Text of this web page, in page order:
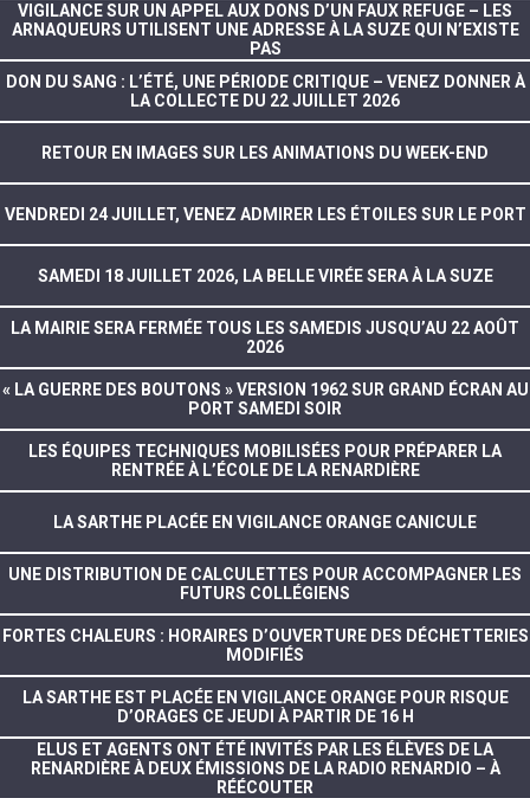
VIGILANCE SUR UN APPEL AUX DONS D’UN FAUX REFUGE – LES
ARNAQUEURS UTILISENT UNE ADRESSE À LA SUZE QUI N’EXISTE
PAS
DON DU SANG : L’ÉTÉ, UNE PÉRIODE CRITIQUE – VENEZ DONNER À
LA COLLECTE DU 22 JUILLET 2026
RETOUR EN IMAGES SUR LES ANIMATIONS DU WEEK-END
VENDREDI 24 JUILLET, VENEZ ADMIRER LES ÉTOILES SUR LE PORT
SAMEDI 18 JUILLET 2026, LA BELLE VIRÉE SERA À LA SUZE
LA MAIRIE SERA FERMÉE TOUS LES SAMEDIS JUSQU’AU 22 AOÛT
2026
« LA GUERRE DES BOUTONS » VERSION 1962 SUR GRAND ÉCRAN AU
PORT SAMEDI SOIR
LES ÉQUIPES TECHNIQUES MOBILISÉES POUR PRÉPARER LA
RENTRÉE À L’ÉCOLE DE LA RENARDIÈRE
LA SARTHE PLACÉE EN VIGILANCE ORANGE CANICULE
UNE DISTRIBUTION DE CALCULETTES POUR ACCOMPAGNER LES
FUTURS COLLÉGIENS
FORTES CHALEURS : HORAIRES D’OUVERTURE DES DÉCHETTERIES
MODIFIÉS
LA SARTHE EST PLACÉE EN VIGILANCE ORANGE POUR RISQUE
D’ORAGES CE JEUDI À PARTIR DE 16 H
ELUS ET AGENTS ONT ÉTÉ INVITÉS PAR LES ÉLÈVES DE LA
RENARDIÈRE À DEUX ÉMISSIONS DE LA RADIO RENARDIO – À
RÉÉCOUTER